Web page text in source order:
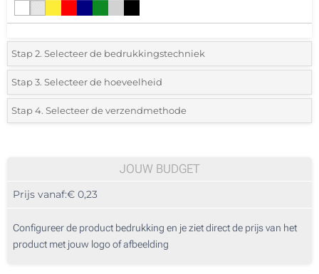
Stap 2. Selecteer de bedrukkingstechniek
*Selecteer de bedrukking en kleuren van het logo:
1 Kleur (Aan een kant)
Stap 3. Selecteer de hoeveelheid
*Selecteer uit de lijst of voeg het gewenste aantal in
100
500
Stap 4. Selecteer de verzendmethode
JOUW BUDGET
Prijs vanaf:€ 0,23
Configureer de product bedrukking en je ziet direct de prijs van het
product met jouw logo of afbeelding